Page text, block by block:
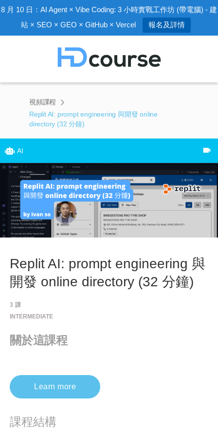
8 月 10 日：AI Agent × Vibe Coding: 3 小時實戰工作坊 (帶電腦) - 建
站 × SEO × GEO × GitHub × Vercel
報名及詳情
視頻課程
Replit AI: prompt engineering 與開發 online
directory (32 分鐘)
AI
Replit AI: prompt engineering 與
開發 online directory (32 分鐘)
3 課
INTERMEDIATE
關於這課程
Learn more
課程結構